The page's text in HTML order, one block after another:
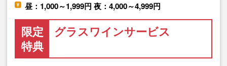
昼：1,000～1,999円 夜：4,000～4,999円
限定
特典
グラスワインサービス